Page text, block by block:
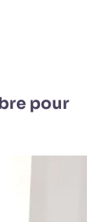
pour